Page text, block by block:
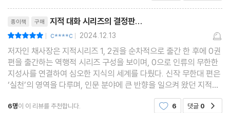
종이책 구매 지적 대화 시리즈의 결정판...
| c****c | 2024.12.13
저자인 채사장은 지적시리즈 1, 2권을 순차적으로 출간 한 후에 0권
편을 출간하는 역행적 시리즈 구성을 보이며, 0으로 인류의 무한한
지성사를 연결하여 심오한 지식의 세계를 다뤘다. 신작 무한대 편은
‘실천’의 영역을 다루며, 인문 분야에 큰 반향을 일으켜 왔던 지적시
리즈의 마침표를 찍었다. 지적 시리즈의 1권은 현실 세계를 다루고
있으며, 2권은 현실 너머세계를 다루고 있
6명이 이 리뷰를 추천합니다. 6 댓글 0